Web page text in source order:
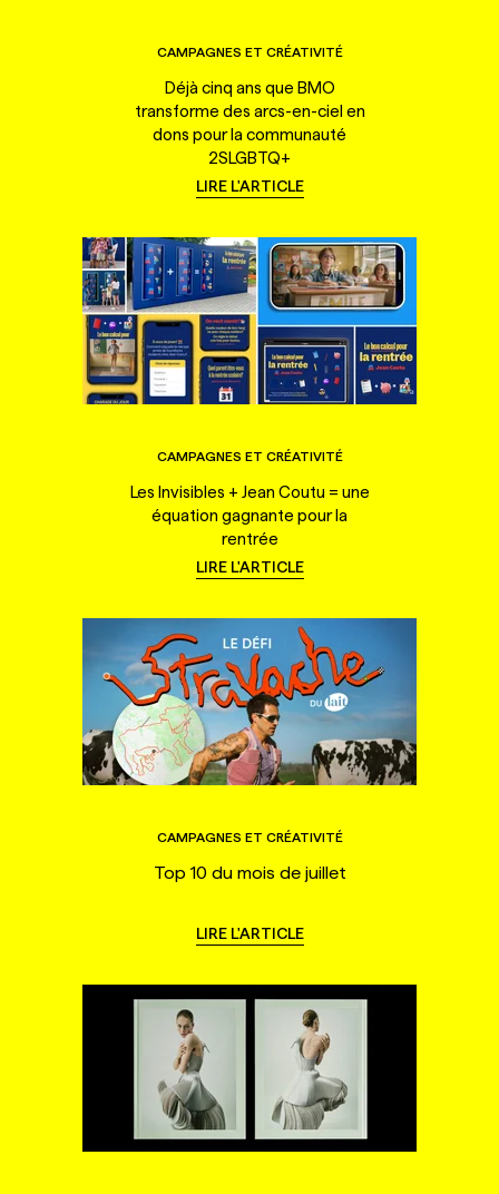
CAMPAGNES ET CRÉATIVITÉ
Déjà cinq ans que BMO
transforme des arcs-en-ciel en
dons pour la communauté
2SLGBTQ+
LIRE L'ARTICLE
CAMPAGNES ET CRÉATIVITÉ
Les Invisibles + Jean Coutu = une
équation gagnante pour la
rentrée
LIRE L'ARTICLE
CAMPAGNES ET CRÉATIVITÉ
Top 10 du mois de juillet
LIRE L'ARTICLE